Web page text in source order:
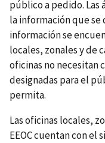
público a pedido.
la información que se
información se
locales, zonales y de
oficinas no necesitan
designadas para el
permita.
Las oficinas locales,
EEOC cuentan con